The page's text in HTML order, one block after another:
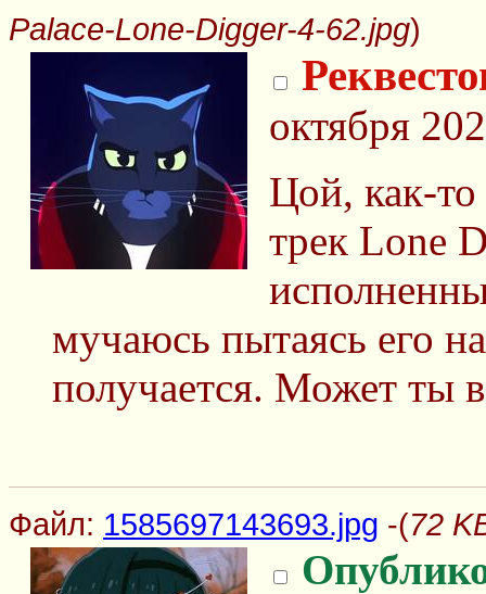
Palace-Lone-Digger-4-62.jpg)
октября
Цой, как-
трек Lone
мучаюсь пытаясь его
получается. Может ты
Файл: 1585697143693.jpg -(72